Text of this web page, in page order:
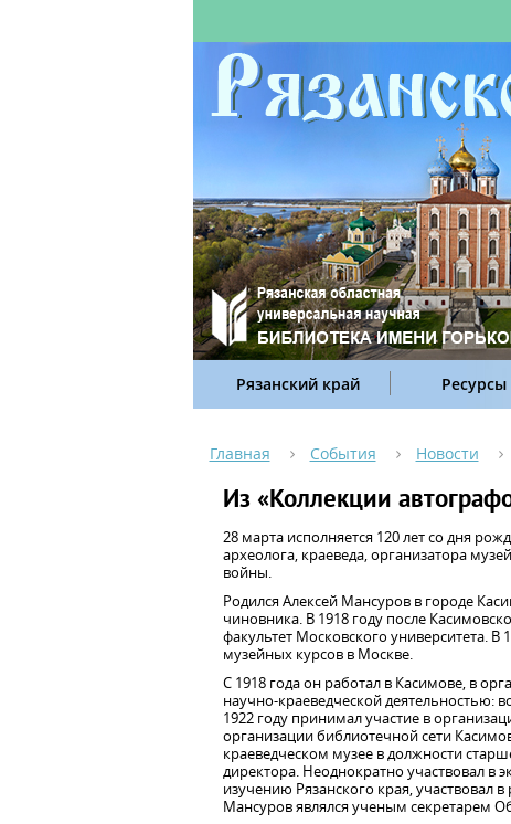
Рязанский край Ресурсы
Главная События Новости
Из «Коллекции
28 марта исполняется 120 лет со дня
археолога, краеведа, организатора
войны.
Родился Алексей Мансуров в городе
чиновника. В 1918 году после
факультет Московского университета.
музейных курсов в Москве.
С 1918 года он работал в Касимове, в
научно-краеведческой деятельностью:
1922 году принимал участие в
организации библиотечной сети
краеведческом музее в должности
директора. Неоднократно участвовал в
изучению Рязанского края, участвовал
Мансуров являлся ученым секретарем